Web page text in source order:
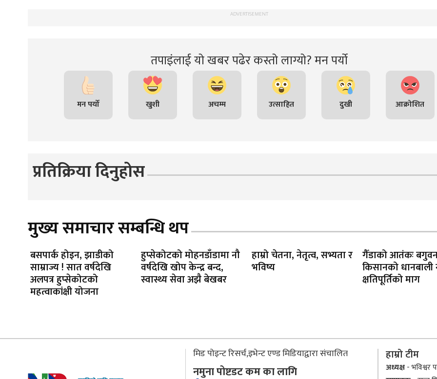
ADVERTISEMENT
तपाइंलाई यो खबर पढेर कस्तो लाग्यो? मन पर्यो
मन पर्यो खुशी अचम्म उत्साहित दुखी आक्रोशित
प्रतिक्रिया दिनुहोस
मुख्य समाचार सम्बन्धि थप
बसपार्क होइन, झाडीको
साम्राज्य ! सात वर्षदेखि
अलपत्र हुप्सेकोटको
महत्वाकांक्षी योजना
हुप्सेकोटको मोहनडाँडामा नौ
वर्षदेखि खोप केन्द्र बन्द,
स्वास्थ्य सेवा अझै बेखबर
हाम्रो चेतना, नेतृत्व, सभ्यता र
भविष्य
गैँडाको आतंकः
किसानको धानबाली
क्षतिपूर्तिको माग
मिड पोइन्ट रिसर्च,इभेन्ट एण्ड मिडियाद्वारा संचालित
नमुना पोष्टडट कम का लागि
हाम्रो टीम
अध्यक्ष- भविश्वर